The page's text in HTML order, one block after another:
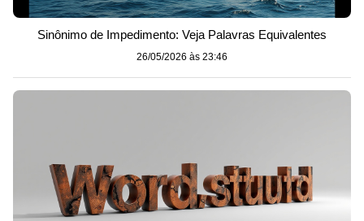
Sinônimo de Impedimento: Veja Palavras Equivalentes
26/05/2026 às 23:46